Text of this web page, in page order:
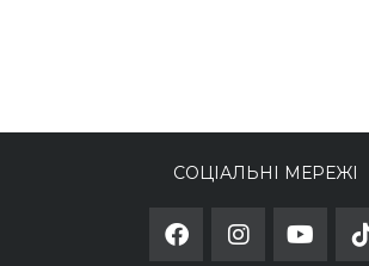
СОЦІАЛЬНІ МЕРЕЖІ